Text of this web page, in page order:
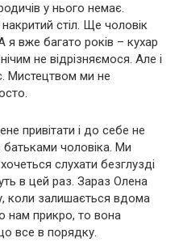
у нього немає.
стіл. Ще чоловік
я вже багато років – кухар
не відрізняємося. Але і
Мистецтвом ми не
привітати і до себе не
чоловіка. Ми
слухати безглузді
в цей раз. Зараз Олена
коли залишається вдома
нам прикро, то вона
все в порядку.